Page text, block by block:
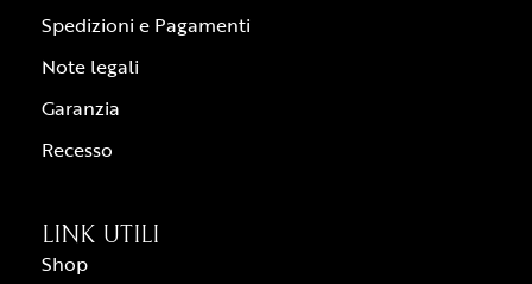
Spedizioni e Pagamenti
Note legali
Garanzia
Recesso
LINK UTILI
Shop